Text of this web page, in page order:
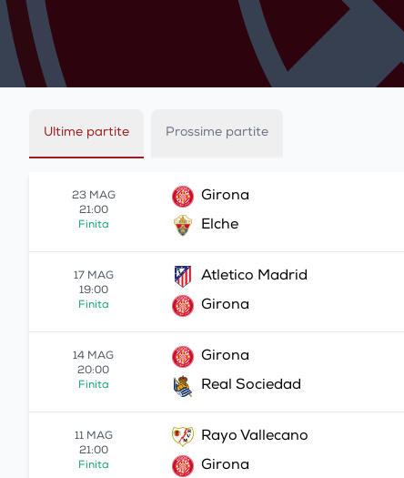
Ultime partite Prossime partite
23 MAG
21:00
Finita
Girona
Elche
17 MAG
19:00
Finita
Atletico Madrid
Girona
14 MAG
20:00
Finita
Girona
Real Sociedad
11 MAG
21:00
Finita
Rayo Vallecano
Girona